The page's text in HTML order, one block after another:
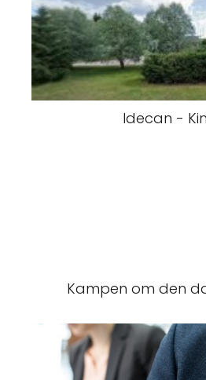
Idecan -
Kampen om den